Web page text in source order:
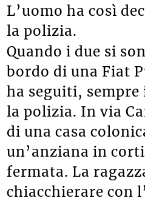
L’uomo ha così
la polizia.
Quando i due si
bordo di una Fiat
ha seguiti,
la polizia. In via
di una casa
un’anziana in
fermata. La
chiacchierare con